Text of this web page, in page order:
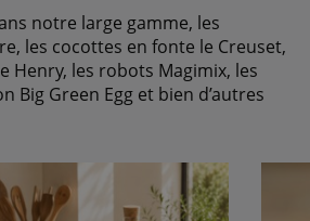
notre large gamme, les
les cocottes en fonte le Creuset,
Henry, les robots Magimix, les
Big Green Egg et bien d’autres